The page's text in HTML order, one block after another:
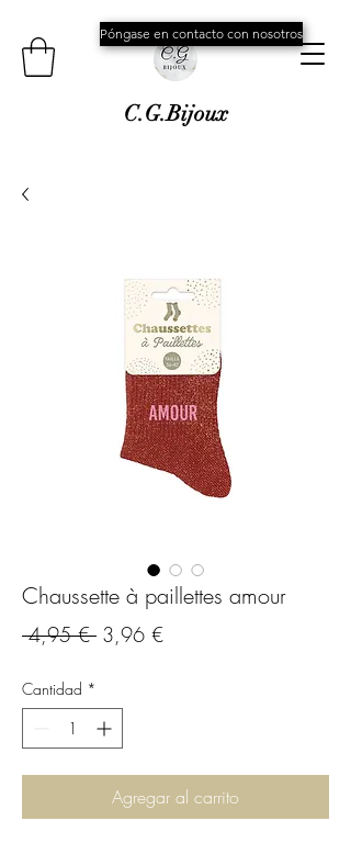
C.G.Bijoux
Póngase en contacto con nosotros
Chaussette à paillettes amour
4,95 € Precio
3,96 €
Cantidad *
Agregar al carrito